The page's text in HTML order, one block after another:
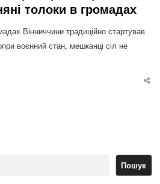
толоки в громадах
Вінниччини традиційно стартував
воєнний стан, мешканці сіл не
Пошук